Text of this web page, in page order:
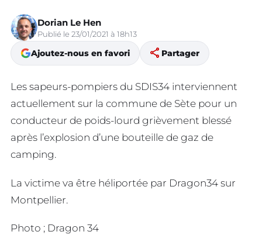
Dorian Le Hen
Publié le 23/01/2021 à 18h13
Ajoutez-nous en favori share Partager
Les sapeurs-pompiers du SDIS34 interviennent
actuellement sur la commune de Sète pour un
conducteur de poids-lourd grièvement blessé
après l’explosion d’une bouteille de gaz de
camping.
La victime va être héliportée par Dragon34 sur
Montpellier.
Photo ; Dragon 34